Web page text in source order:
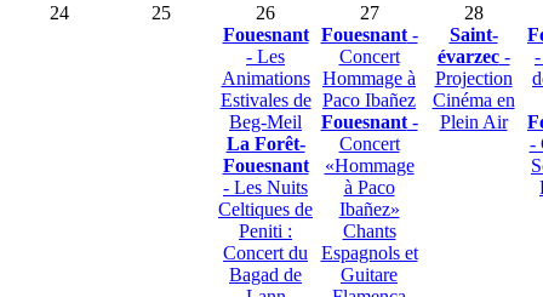
24 25
26
Fouesnant
- Les
Animations
Estivales de
Beg-Meil
La Forêt-
Fouesnant
- Les Nuits
Celtiques de
Peniti :
Concert du
Bagad de
27
Fouesnant-
Concert
Hommage à
Paco Ibañez
Fouesnant-
Concert
«Hommage
à Paco
Ibañez»
Chants
Espagnols et
Guitare
28
Saint-
évarzec-
Projection
Cinéma en
Plein Air
-